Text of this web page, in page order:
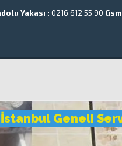
Yakası : 0216 612 55 90
İstanbul Geneli